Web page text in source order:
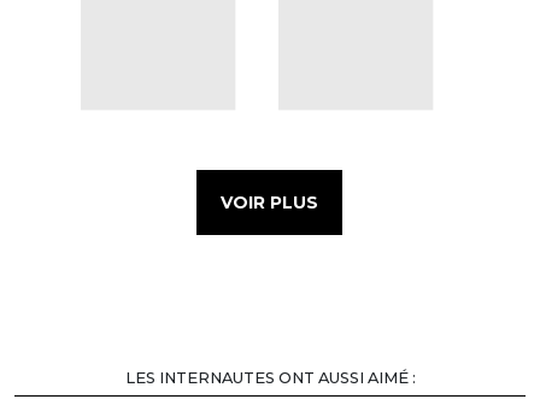
VOIR PLUS
LES INTERNAUTES ONT AUSSI AIMÉ :